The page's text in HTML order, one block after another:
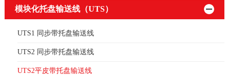
模块化托盘输送线（UTS）
UTS1 同步带托盘输送线
UTS2 同步带托盘输送线
UTS2平皮带托盘输送线